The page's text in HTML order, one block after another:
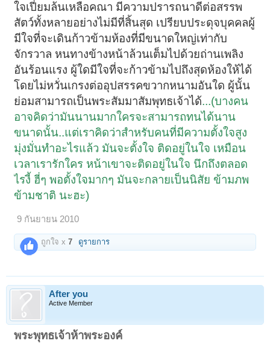
ใจเปี่ยมล้นเหลือคณา มีความปรารถนาดีต่อสรรพ
สัตว์ทั้งหลายอย่างไม่มีที่สิ้นสุด เปรียบประดุจบุคคลผู้
มีใจที่จะเดินก้าวข้ามห้องที่มีขนาดใหญ่เท่ากับ
จักรวาล หนทางข้างหน้าล้วนเต็มไปด้วยถ่านเพลิง
อันร้อนแรง ผู้ใดมีใจที่จะก้าวข้ามไปถึงสุดห้องให้ได้
โดยไม่หวั่นเกรงต่ออุปสรรคขวากหนามอันใด ผู้นั้น
ย่อมสามารถเป็นพระสัมมาสัมพุทธเจ้าได้...(บางคน
อาจคิดว่ามันนานมากใครจะสามารถทนได้นาน
ขนาดนั้น..แต่เราคิดว่าสำหรับคนที่มีความตั้งใจสูง
มุ่งมั่นทำอะไรแล้ว มันจะตั้งใจ ติดอยู่ในใจ เหมือน
เวลาเรารักใคร หน้าเขาจะติดอยู่ในใจ นึกถึงตลอด
ไรงี้ ฮี่ๆ พอตั้งใจมากๆ มันจะกลายเป็นนิสัย ข้ามภพ
ข้ามชาติ นะฮะ)
9 กันยายน 2010
ถูกใจ x7 ดูรายการ
After you
Active Member
พระพุทธเจ้าห้าพระองค์